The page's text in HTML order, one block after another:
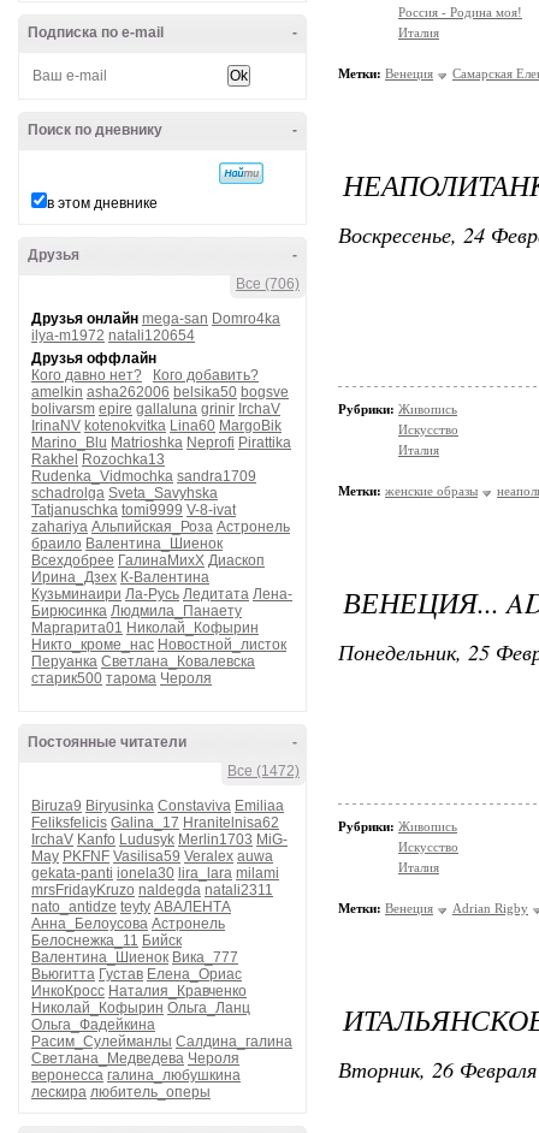
-
Подписка по e-mail
-
Поиск по дневнику
в этом дневнике
-
Друзья
Все (706)
Друзья онлайн mega-san Domro4ka
ilya-m1972 natali120654
Друзья оффлайн
Кого давно нет?
Кого добавить?
amelkin asha262006 belsika50 bogsve
bolivarsm epire gallaluna grinir IrchaV
IrinaNV kotenokvitka Lina60 MargoBik
Marino_Blu Matrioshka Neprofi Pirattika
Rakhel
Rozochka13
Rudenka_Vidmochka sandra1709
schadrolga Sveta_Savyhska
Tatjanuschka tomi9999 V-8-ivat
zahariya Альпийская_Роза Астронель
браило Валентина_Шиенок
Всехдобрее ГалинаМихХ Диаскоп
Ирина_Дзех К-Валентина
Кузьминаири Ла-Русь Ледитата Лена-
Бирюсинка Людмила_Панаету
Маргарита01 Николай_Кофырин
Никто_кроме_нас Новостной_листок
Перуанка Светлана_Ковалевска
старик500 тарома Чероля
-
Постоянные читатели
Все (1472)
Biruza9 Biryusinka Constaviva Emiliaa
Feliksfelicis Galina_17 Hranitelnisa62
IrchaV Kanfo Ludusyk Merlin1703 MiG-
May PKFNF Vasilisa59 Veralex auwa
gekata-panti ionela30 lira_lara milami
mrsFridayKruzo naldegda natali2311
nato_antidze teyty АВАЛЕНТА
Анна_Белоусова Астронель
Белоснежка_11 Бийск
Валентина_Шиенок Вика_777
Вьюгитта Густав Елена_Ориас
ИнкоКросс Наталия_Кравченко
Николай_Кофырин Ольга_Ланц
Ольга_Фадейкина
Расим_Сулейманлы Салдина_галина
Светлана_Медведева Чероля
веронесса галина_любушкина
лескира любитель_оперы
Россия - Родина моя!
Италия
Метки: Венеция Самарская
Воскресенье, 24
Рубрики: Живопись
Искусство
Италия
Метки: женские образы
ВЕНЕЦИЯ...
Понедельник, 25
Рубрики: Живопись
Искусство
Италия
Метки: Венеция Adrian Rigby
Вторник, 26